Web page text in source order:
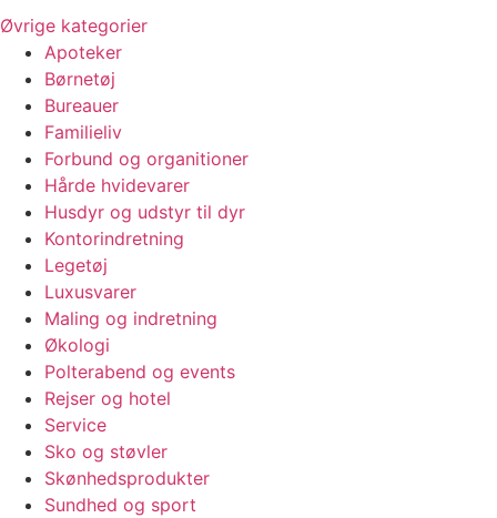
Øvrige kategorier
Apoteker
Børnetøj
Bureauer
Familieliv
Forbund og organitioner
Hårde hvidevarer
Husdyr og udstyr til dyr
Kontorindretning
Legetøj
Luxusvarer
Maling og indretning
Økologi
Polterabend og events
Rejser og hotel
Service
Sko og støvler
Skønhedsprodukter
Sundhed og sport